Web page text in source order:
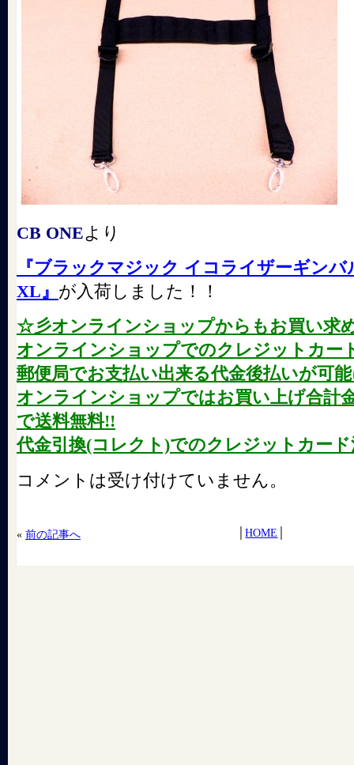
CB ONEより
『ブラックマジック イコライザーギン
XL』 が入荷しました！！
☆彡オンラインショップからもお買い求
オンラインショップでのクレジットカー
郵便局でお支払い出来る代金後払いが可
オンラインショップではお買い上げ合計
で送料無料!!
代金引換(コレクト)でのクレジットカー
コメントは受け付けていません。
« 前の記事へ │HOME